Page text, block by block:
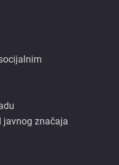
javnog značaja